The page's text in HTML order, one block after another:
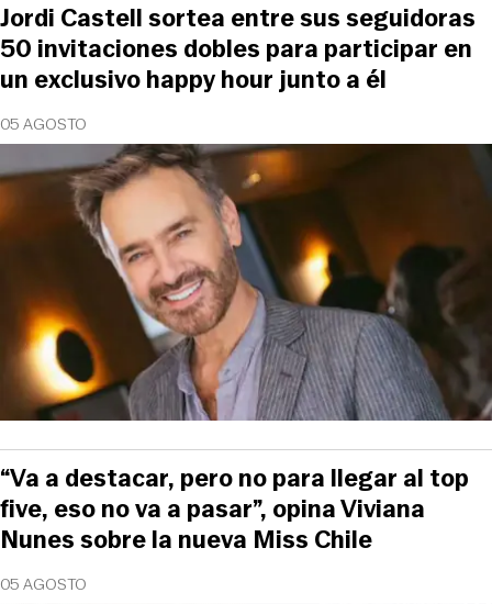
05 AGOSTO
Jordi Castell sortea entre sus seguidoras
50 invitaciones dobles para participar en
un exclusivo happy hour junto a él
05 AGOSTO
“Va a destacar, pero no para llegar al top
five, eso no va a pasar”, opina Viviana
Nunes sobre la nueva Miss Chile